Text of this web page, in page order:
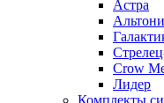
Астра
Crow
Лидер
Комплекты